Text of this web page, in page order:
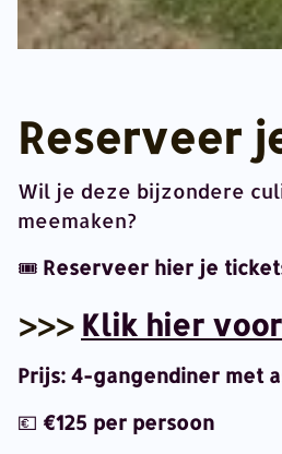
Reserveer
Wil je deze bijzondere
meemaken?
🎟️ Reserveer hier je
>>> Klik hier
Prijs: 4-gangendiner met
💶 €125 per persoon